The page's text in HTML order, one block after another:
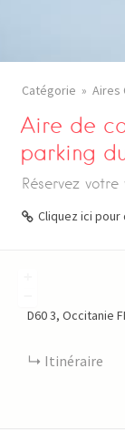
Catégorie Aires
Aire de
parking
Réservez
Cliquez ici
D603 Occitanie
Itinéraire